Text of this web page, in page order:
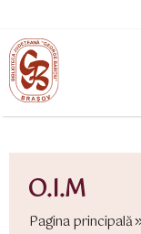
O.I.M
Pagina principală